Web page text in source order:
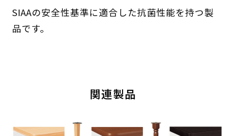
SIAAの安全性基準に適合した抗菌性能を持つ製
品です。
関連製品